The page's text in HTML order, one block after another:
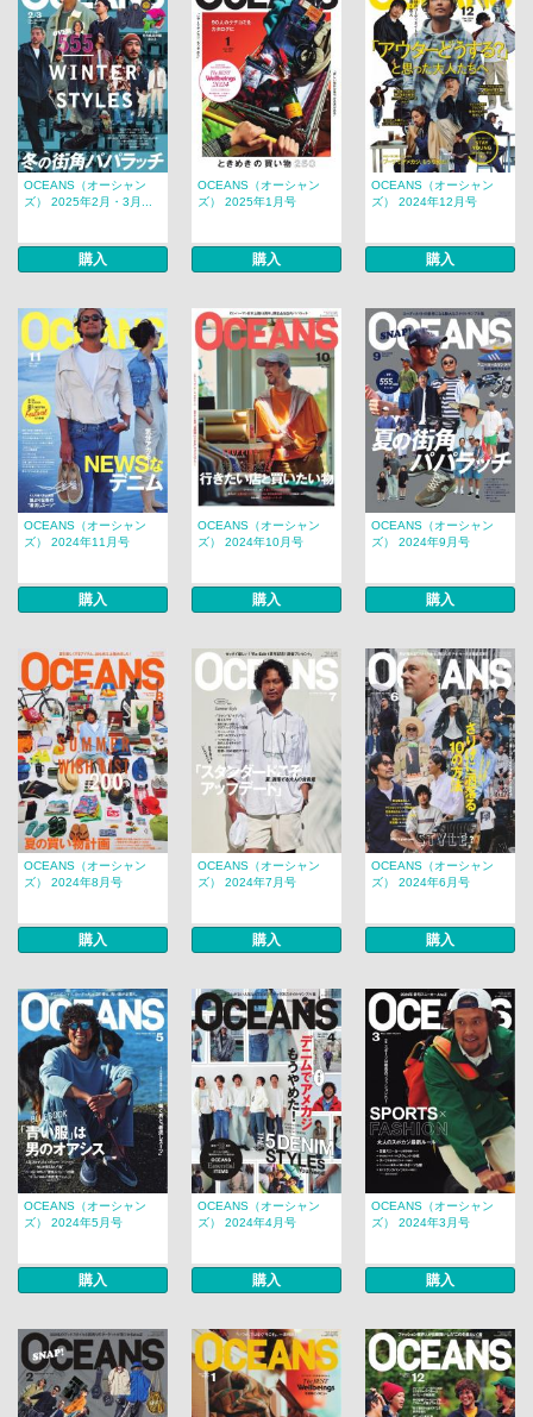
OCEANS（オーシャン
ズ） 2025年2月・3月...
購入
OCEANS（オーシャン
ズ） 2025年1月号
購入
OCEANS（オーシャン
ズ） 2024年12月号
購入
OCEANS（オーシャン
ズ） 2024年11月号
購入
OCEANS（オーシャン
ズ） 2024年10月号
購入
OCEANS（オーシャン
ズ） 2024年9月号
購入
OCEANS（オーシャン
ズ） 2024年8月号
購入
OCEANS（オーシャン
ズ） 2024年7月号
購入
OCEANS（オーシャン
ズ） 2024年6月号
購入
OCEANS（オーシャン
ズ） 2024年5月号
購入
OCEANS（オーシャン
ズ） 2024年4月号
購入
OCEANS（オーシャン
ズ） 2024年3月号
購入